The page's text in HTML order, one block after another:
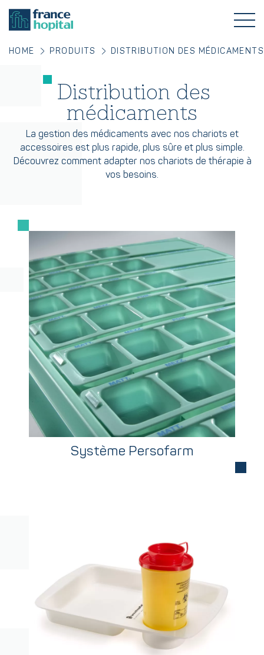
HOME PRODUITS DISTRIBUTION DES MÉDICAMENTS
Distribution des
médicaments
La gestion des médicaments avec nos chariots et
accessoires est plus rapide, plus sûre et plus simple.
Découvrez comment adapter nos chariots de thérapie à
vos besoins.
Système Persofarm